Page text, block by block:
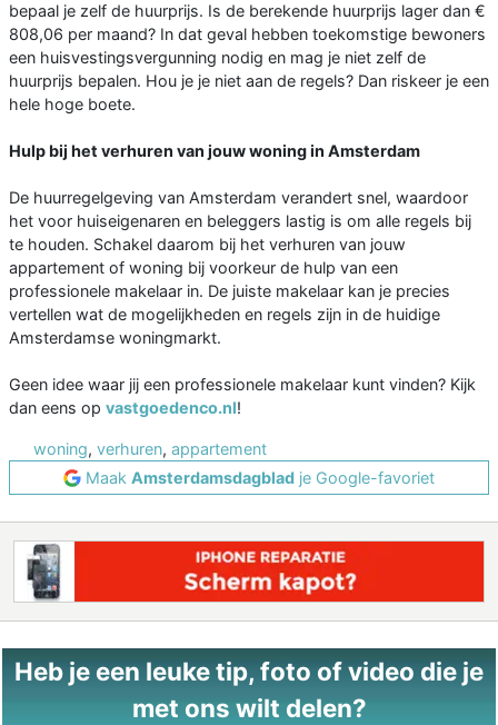
bepaal je zelf de huurprijs. Is de berekende huurprijs lager dan €
808,06 per maand? In dat geval hebben toekomstige bewoners
een huisvestingsvergunning nodig en mag je niet zelf de
huurprijs bepalen. Hou je je niet aan de regels? Dan riskeer je een
hele hoge boete.
Hulp bij het verhuren van jouw woning in Amsterdam
De huurregelgeving van Amsterdam verandert snel, waardoor
het voor huiseigenaren en beleggers lastig is om alle regels bij
te houden. Schakel daarom bij het verhuren van jouw
appartement of woning bij voorkeur de hulp van een
professionele makelaar in. De juiste makelaar kan je precies
vertellen wat de mogelijkheden en regels zijn in de huidige
Amsterdamse woningmarkt.
Geen idee waar jij een professionele makelaar kunt vinden? Kijk
dan eens op vastgoedenco.nl!
woning, verhuren, appartement
Maak Amsterdamsdagblad je Google-favoriet
Heb je een leuke tip, foto of video die je
met ons wilt delen?